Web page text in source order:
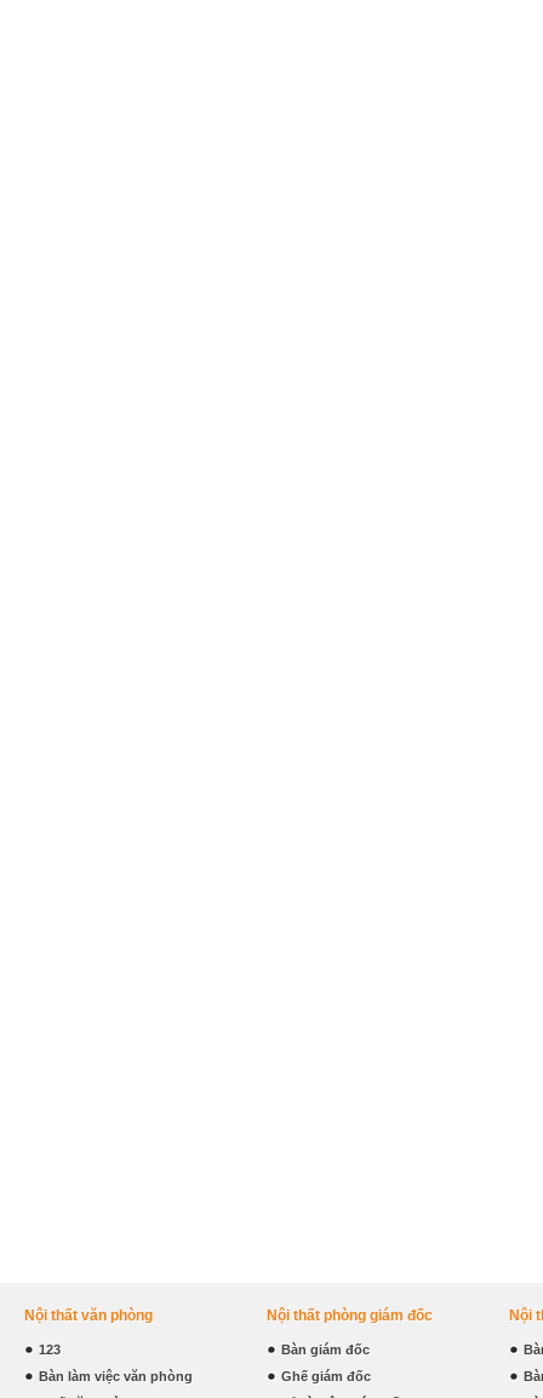
Nội thất văn phòng
123
Bàn làm việc văn phòng
Nội thất phòng giám đốc
Bàn giám đốc
Ghế giám đốc
Nội